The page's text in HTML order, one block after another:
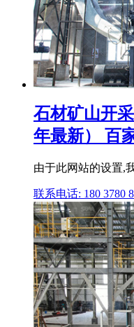
石材矿山开
年最新） 百
由于此网站的设置,
联系电话: 180 3780